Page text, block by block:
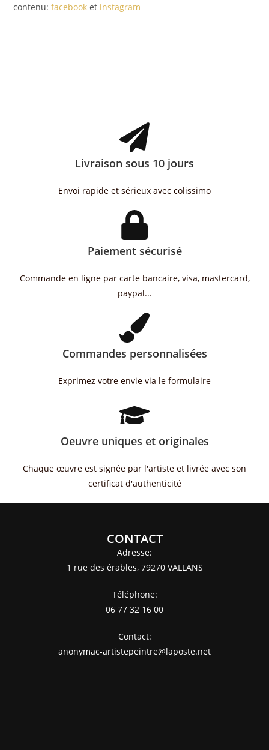
contenu:facebook et instagram
Livraison sous 10 jours
Envoi rapide et sérieux avec colissimo
Paiement sécurisé
Commande en ligne par carte bancaire, visa, mastercard,
paypal...
Commandes personnalisées
Exprimez votre envie via le formulaire
Oeuvre uniques et originales
Chaque œuvre est signée par l'artiste et livrée avec son
certificat d'authenticité
CONTACT
Adresse:
1 rue des érables, 79270 VALLANS
Téléphone:
06 77 32 16 00
Contact:
anonymac-artistepeintre@laposte.net